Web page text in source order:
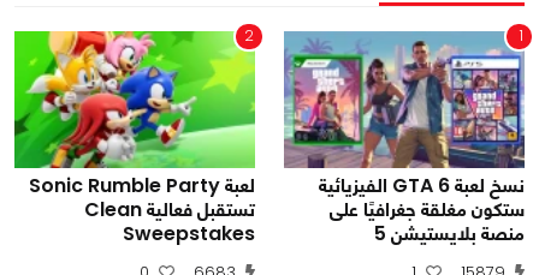
1
نسخ لعبة GTA 6 الفيزيائية
ستكون مغلقة جغرافيًا على
منصة بلايستيشن 5
2
لعبة Sonic Rumble Party
تستقبل فعالية Clean
Sweepstakes